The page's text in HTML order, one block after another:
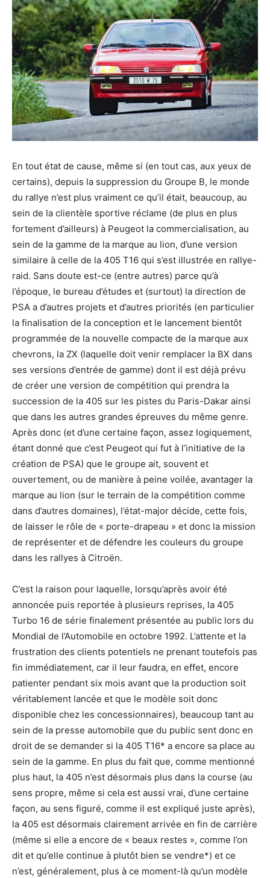
En tout état de cause, même si (en tout cas, aux yeux de
certains), depuis la suppression du Groupe B, le monde
du rallye n’est plus vraiment ce qu’il était, beaucoup, au
sein de la clientèle sportive réclame (de plus en plus
fortement d’ailleurs) à Peugeot la commercialisation, au
sein de la gamme de la marque au lion, d’une version
similaire à celle de la 405 T16 qui s’est illustrée en rallye-
raid. Sans doute est-ce (entre autres) parce qu’à
l’époque, le bureau d’études et (surtout) la direction de
PSA a d’autres projets et d’autres priorités (en particulier
la finalisation de la conception et le lancement bientôt
programmée de la nouvelle compacte de la marque aux
chevrons, la ZX (laquelle doit venir remplacer la BX dans
ses versions d’entrée de gamme) dont il est déjà prévu
de créer une version de compétition qui prendra la
succession de la 405 sur les pistes du Paris-Dakar ainsi
que dans les autres grandes épreuves du même genre.
Après donc (et d’une certaine façon, assez logiquement,
étant donné que c’est Peugeot qui fut à l’initiative de la
création de PSA) que le groupe ait, souvent et
ouvertement, ou de manière à peine voilée, avantager la
marque au lion (sur le terrain de la compétition comme
dans d’autres domaines), l’état-major décide, cette fois,
de laisser le rôle de « porte-drapeau » et donc la mission
de représenter et de défendre les couleurs du groupe
dans les rallyes à Citroën.
C’est la raison pour laquelle, lorsqu’après avoir été
annoncée puis reportée à plusieurs reprises, la 405
Turbo 16 de série finalement présentée au public lors du
Mondial de l’Automobile en octobre 1992. L’attente et la
frustration des clients potentiels ne prenant toutefois pas
fin immédiatement, car il leur faudra, en effet, encore
patienter pendant six mois avant que la production soit
véritablement lancée et que le modèle soit donc
disponible chez les concessionnaires), beaucoup tant au
sein de la presse automobile que du public sent donc en
droit de se demander si la 405 T16* a encore sa place au
sein de la gamme. En plus du fait que, comme mentionné
plus haut, la 405 n’est désormais plus dans la course (au
sens propre, même si cela est aussi vrai, d’une certaine
façon, au sens figuré, comme il est expliqué juste après),
la 405 est désormais clairement arrivée en fin de carrière
(même si elle a encore de « beaux restes », comme l’on
dit et qu’elle continue à plutôt bien se vendre*) et ce
n’est, généralement, plus à ce moment-là qu’un modèle